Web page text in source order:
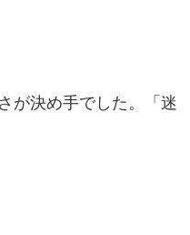
が決め手でした。「迷